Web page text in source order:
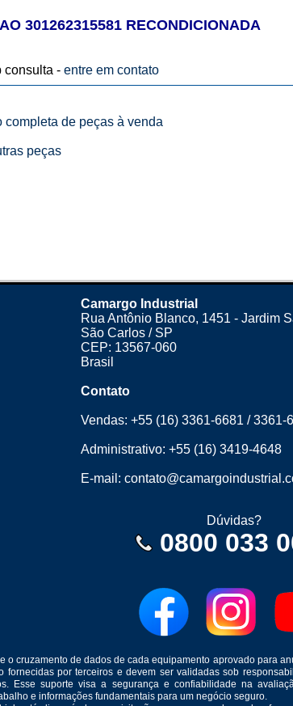
301262315581 RECONDICIONADA
consulta - entre em contato
de peças à venda
peças
Camargo Industrial
Rua Antônio Blanco, 1451 - Jardim
São Carlos / SP
CEP: 13567-060
Brasil
Contato
Vendas: +55 (16) 3361-6681 /3361-
Administrativo: +55 (16) 3419-4648
E-mail:
Dúvidas?
0800 033
o cruzamento de dados de cada equipamento aprovado para
fornecidas por terceiros e devem ser validadas sob
Esse suporte visa a segurança e confiabilidade na
e informações fundamentais para um negócio seguro.